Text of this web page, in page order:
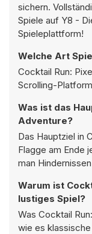
sichern.
Spiele auf Y8 -
Spieleplattform!
Welche Art
Cocktail Run:
Scrolling-
Was ist das
Adventure?
Das Hauptziel in
Flagge am Ende
man
Warum ist
lustiges Spiel?
Was Cocktail
wie es